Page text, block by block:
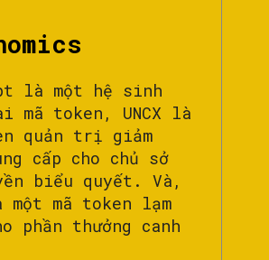
là một hệ sinh
mã token, UNCX là
quản trị giảm
cấp cho chủ sở
biểu quyết. Và,
một mã token lạm
phần thưởng canh